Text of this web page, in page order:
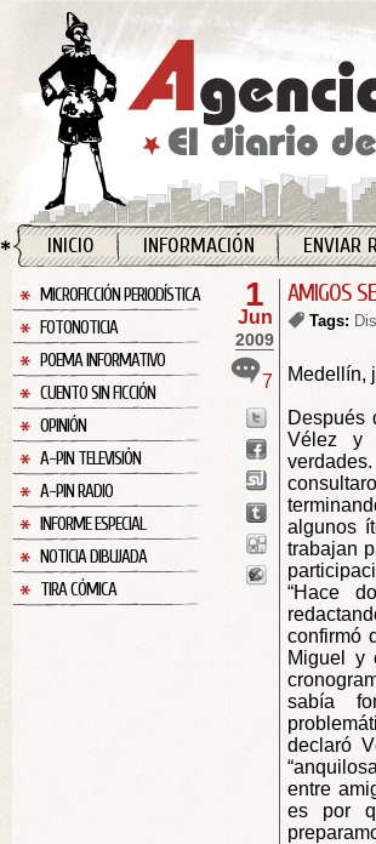
INICIO INFORMACIÓN ENVIAR
MICROFICCIÓN PERIODÍSTICA
FOTONOTICIA
POEMA INFORMATIVO
CUENTO SIN FICCIÓN
OPINIÓN
A-PIN TELEVISIÓN
A-PIN RADIO
INFORME ESPECIAL
NOTICIA DIBUJADA
TIRA CÓMICA
1
Jun
2009
7
AMIGOS
Tags:
Medellín,
Después
Vélez y
algunos
trabajan
“Hace
confirmó
Miguel y
sabía
declaró
entre
es por